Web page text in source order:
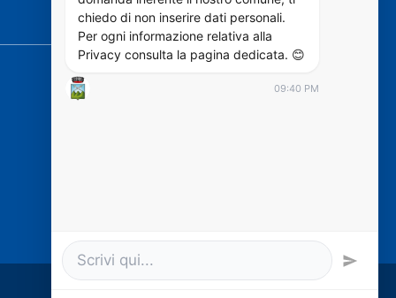
SEGUICI SU
chiedo di non inserire dati personali.
Per ogni informazione relativa alla
Privacy consulta la pagina dedicata. 😊
09:40 PM